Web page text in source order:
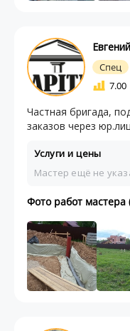
Спец
7.00
Частная бригада,
заказов через
Услуги и цены
Мастер ещё не
Фото работ мастера